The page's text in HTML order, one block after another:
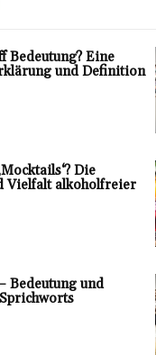
Bedeutung? Eine
und Definition
Die
Vielfalt alkoholfreier
Bedeutung und